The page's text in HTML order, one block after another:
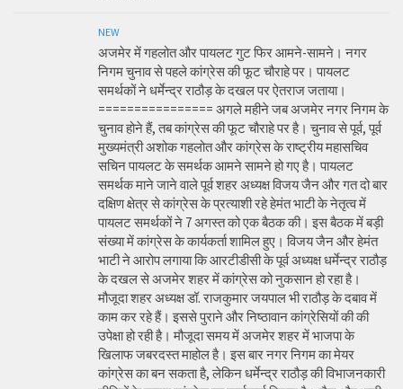
NEW
अजमेर में गहलोत और पायलट गुट फिर आमने-सामने। नगर
निगम चुनाव से पहले कांग्रेस की फूट चौराहे पर। पायलट
समर्थकों ने धर्मेन्द्र राठौड़ के दखल पर ऐतराज जताया।
================ अगले महीने जब अजमेर नगर निगम के
चुनाव होने हैं, तब कांग्रेस की फूट चौराहे पर है। चुनाव से पूर्व, पूर्व
मुख्यमंत्री अशोक गहलोत और कांग्रेस के राष्ट्रीय महासचिव
सचिन पायलट के समर्थक आमने सामने हो गए है। पायलट
समर्थक माने जाने वाले पूर्व शहर अध्यक्ष विजय जैन और गत दो बार
दक्षिण क्षेत्र से कांग्रेस के प्रत्याशी रहे हेमंत भाटी के नेतृत्व में
पायलट समर्थकों ने 7 अगस्त को एक बैठक की। इस बैठक में बड़ी
संख्या में कांग्रेस के कार्यकर्ता शामिल हुए। विजय जैन और हेमंत
भाटी ने आरोप लगाया कि आरटीडीसी के पूर्व अध्यक्ष धर्मेन्द्र राठौड़
के दखल से अजमेर शहर में कांग्रेस को नुकसान हो रहा है।
मौजूदा शहर अध्यक्ष डॉ. राजकुमार जयपाल भी राठौड़ के दबाव में
काम कर रहे हैं। इससे पुराने और निष्ठावान कांग्रेसियों की की
उपेक्षा हो रही है। मौजूदा समय में अजमेर शहर में भाजपा के
खिलाफ जबरदस्त माहोल है। इस बार नगर निगम का मेयर
कांग्रेस का बन सकता है, लेकिन धर्मेन्द्र राठौड़ की विभाजनकारी